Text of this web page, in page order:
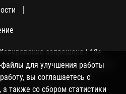
запрещено | 18+
ваше полное согласие
пользовательским
куки, а также со сбором
для улучшения работы
вы соглашаетесь с
также со сбором статистики